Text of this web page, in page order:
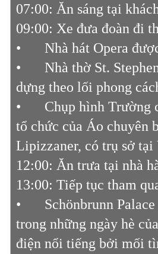
07:00: Ăn sáng tại
09:00: Xe đưa đoàn đi
•
Nhà hát Opera
•
Nhà thờ St.
dựng theo lối phong
•
Chụp hình Trường
tổ chức của Áo chuyên
Lipizzaner, có trụ sở
12:00: Ăn trưa tại nhà
13:00: Tiếp tục tham
•
Schönbrunn
trong những ngày hè
điện nổi tiếng bởi mối